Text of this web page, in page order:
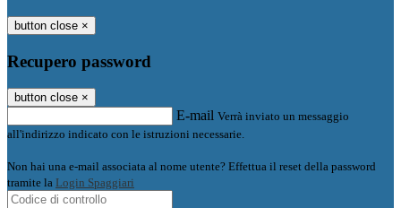
button close ×
Recupero password
button close ×
E-mail Verrà inviato un messaggio
all'indirizzo indicato con le istruzioni necessarie.
Non hai una e-mail associata al nome utente? Effettua il reset della password
tramite la Login Spaggiari